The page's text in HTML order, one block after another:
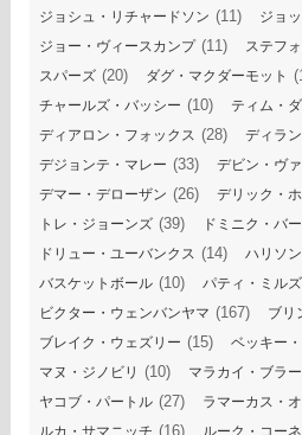
ジョシュ・リチャードソン (11) ジョ
ジョー・ヴィースカンプ(11) ステフ
スパーズ (20) ダグ・マクダーモット
チャールズ・バッシー (10) ティム・
ディアロン・フォックス (28) ディラ
デジョンテ・マレー (33) デビン・ヴ
デマー・デローザン (26) デリック・
トレ・ジョーンズ (39) ドミニク・バ
ドリュー・ユーバンクス (14) ハリソ
バスケットボール (10) パティ・ミルズ
ビクター・ウェンバンヤマ (167) ブリ
ブレイク・ウェズリー (15) ベッキー
マヌ・ジノビリ (10) マラカイ・ブラ
ヤコブ・パートル (27) ラマーカス・
ルカ・サマニッチ (16) ルーク・コー